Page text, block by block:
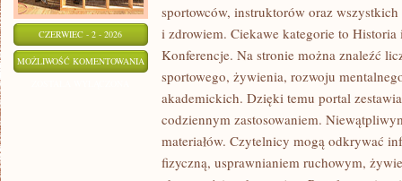
CZERWIEC - 2 - 2026
MOŻLIWOŚĆ KOMENTOWANIA WYDARZENIA
KONFERENCJE
sportowców, instruktorów oraz
i zdrowiem. Ciekawe kategorie to
Konferencje. Na stronie można znaleźć
sportowego, żywienia, rozwoju
akademickich. Dzięki temu portal
codziennym zastosowaniem.
materiałów. Czytelnicy mogą odkrywać
fizyczną, usprawnianiem ruchowym,